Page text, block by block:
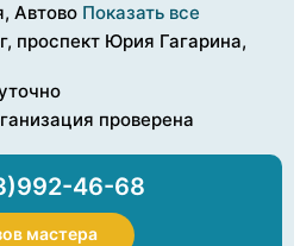
Автово Показать все
проспект Юрия Гагарина,
проверена
46-68
мастера